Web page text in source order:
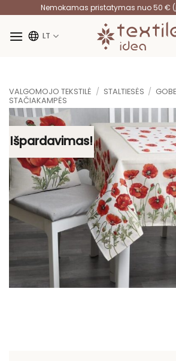
content
Nemokamas pristatymas nuo 50 €
LT
VALGOMOJO TEKSTILĖ / STALTIESĖS /
STAČIAKAMPĖS
Išpardavimas!